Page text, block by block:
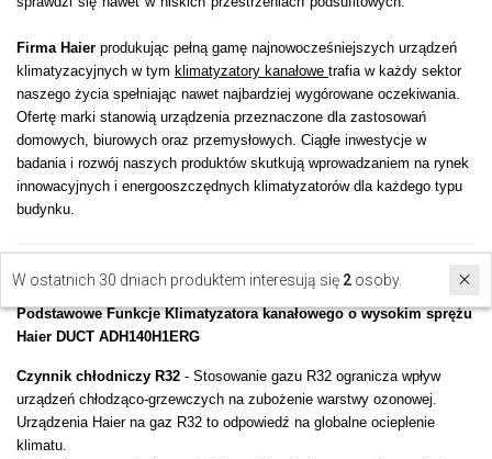
Firma Haier produkując pełną gamę najnowocześniejszych urządzeń
klimatyzacyjnych w tym klimatyzatory kanałowe trafia w każdy sektor
naszego życia spełniając nawet najbardziej wygórowane oczekiwania.
Ofertę marki stanowią urządzenia przeznaczone dla zastosowań
domowych, biurowych oraz przemysłowych. Ciągłe inwestycje w
badania i rozwój naszych produktów skutkują wprowadzaniem na rynek
innowacyjnych i energooszczędnych klimatyzatorów dla każdego typu
budynku.
Podstawowe Funkcje Klimatyzatora kanałowego o wysokim sprężu
Haier DUCT ADH140H1ERG
Czynnik chłodniczy R32 - Stosowanie gazu R32 ogranicza wpływ
urządzeń chłodząco-grzewczych na zubożenie warstwy ozonowej.
Urządzenia Haier na gaz R32 to odpowiedź na globalne ocieplenie
klimatu.
W ostatnich 30 dniach produktem interesują się 2 osoby.